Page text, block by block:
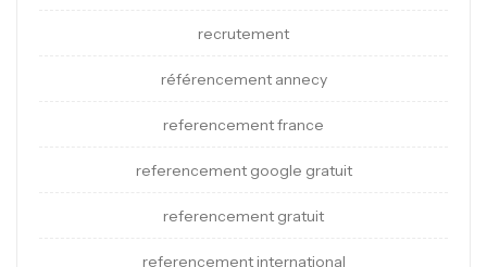
recrutement
référencement annecy
referencement france
referencement google gratuit
referencement gratuit
referencement international